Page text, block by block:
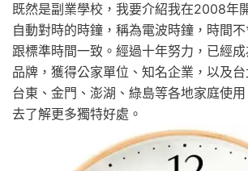
既然是副業學校，我要介紹我在2008年
自動對時的時鐘，稱為電波時鐘，時間
跟標準時間一致。經過十年努力，已經
品牌，獲得公家單位、知名企業，以及台
台東、金門、澎湖、綠島等各地家庭使用
去了解更多獨特好處。